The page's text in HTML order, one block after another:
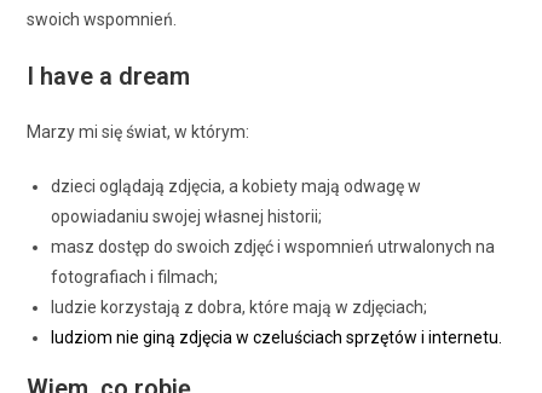
swoich wspomnień.
I have a dream
Marzy mi się świat, w którym:
dzieci oglądają zdjęcia, a kobiety mają odwagę w
opowiadaniu swojej własnej historii;
masz dostęp do swoich zdjęć i wspomnień utrwalonych na
fotografiach i filmach;
ludzie korzystają z dobra, które mają w zdjęciach;
ludziom nie giną zdjęcia w czeluściach sprzętów i internetu.